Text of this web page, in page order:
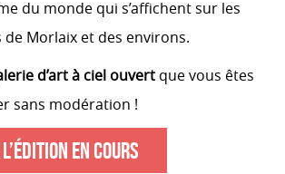
du monde qui s’affichent sur les
de Morlaix et des environs.
d’art à ciel ouvert que vous êtes
sans modération !
EN COURS